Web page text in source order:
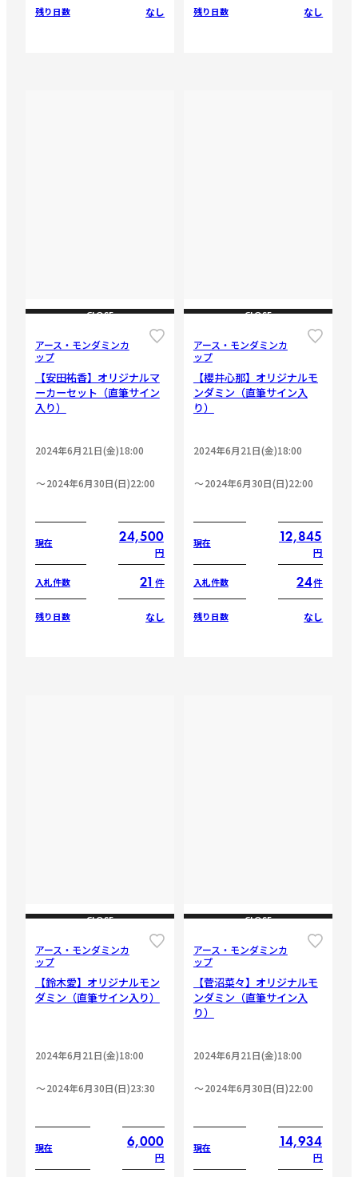
残り日数 なし 残り日数 なし
CLOSE
アース・モンダミンカ
ップ
【安田祐香】オリジナルマ
ーカーセット（直筆サイン
入り）
2024年6月21日(金)18:00
2024年6月30日(日)22:00
現在 24,500
円
入札件数 21 件
残り日数 なし
CLOSE
アース・モンダミンカ
ップ
【櫻井心那】オリジナルモ
ンダミン（直筆サイン入
り）
2024年6月21日(金)18:00
2024年6月30日(日)22:00
現在 12,845
円
入札件数 24件
残り日数 なし
CLOSE
アース・モンダミンカ
ップ
【鈴木愛】オリジナルモン
ダミン（直筆サイン入り）
2024年6月21日(金)18:00
2024年6月30日(日)23:30
現在 6,000
円
CLOSE
アース・モンダミンカ
ップ
【菅沼菜々】オリジナルモ
ンダミン（直筆サイン入
り）
2024年6月21日(金)18:00
2024年6月30日(日)22:00
現在 14,934
円